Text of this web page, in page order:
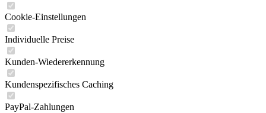
Cookie-Einstellungen
Individuelle Preise
Kunden-Wiedererkennung
Kundenspezifisches Caching
PayPal-Zahlungen